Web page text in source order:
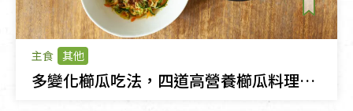
主食 其他
多變化櫛瓜吃法，四道高營養櫛瓜料理健康上桌～